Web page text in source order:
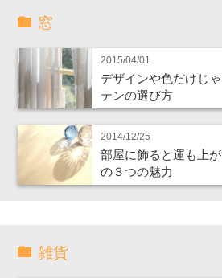
窓
2015/04/01
デザインや色だけじ
テンの選び方
2014/12/25
部屋に飾ると運も上
の３つの魅力
雑貨